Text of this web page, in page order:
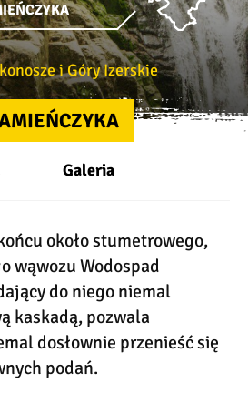
i Góry Izerskie
Galeria
około stumetrowego,
wąwozu Wodospad
do niego niemal
kaskadą, pozwala
dosłownie przenieść się
podań.